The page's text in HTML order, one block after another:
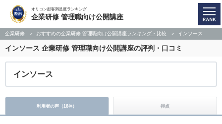
オリコン顧客満足度ランキング
企業研修 管理職向け公開講座
企業研修 おすすめの企業研修 管理職向け公開講座ランキング・比較 インソース
インソース 企業研修 管理職向け公開講座の評判・口コミ
インソース
利用者の声（18件） 得点